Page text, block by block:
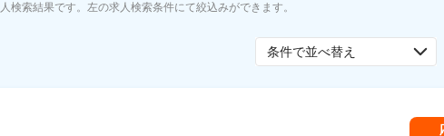
索結果です。左の求人検索条件にて絞込みができます。
条件で並べ替え